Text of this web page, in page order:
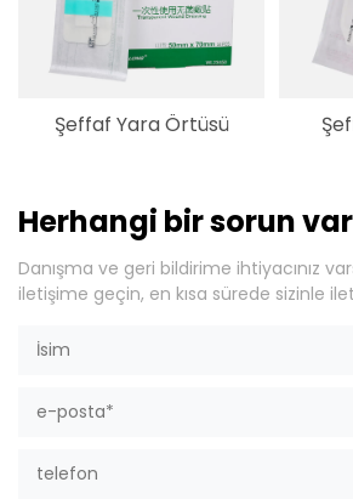
Şeffaf Yara Örtüsü
Herhangi bir sorun var
Danışma ve geri bildirime ihtiyacınız
iletişime geçin, en kısa sürede sizinle